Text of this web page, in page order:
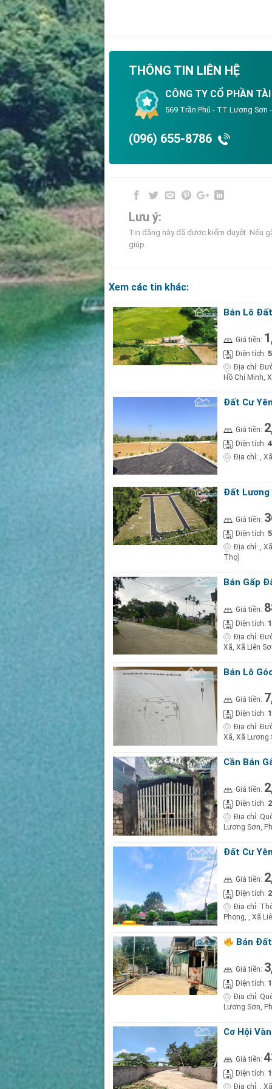
THÔNG TIN LIÊN HỆ
CÔNG TY CỔ PHẦN
569 Trần Phú - TT Lương Sơn
(096) 655-8786
Lưu ý:
Tin đăng này đã được kiểm duyệt. Nếu
giúp.
Xem các tin khác:
Bán Lô
Giá tiền:
Diện tích:
Địa chỉ:
Hồ Chí Minh,
Đất Cư
Giá tiền:
Diện tích:
Địa chỉ: ,
Đất Lương
Giá tiền:
Diện tích:
Địa chỉ: ,
Thọ)
Bán Gấp
Giá tiền:
Diện tích:
Địa chỉ:
Xã, Xã Liên
Bán Lô
Giá tiền:
Diện tích:
Địa chỉ:
Xã, Xã Lương
Cần Bán
Giá tiền:
Diện tích:
Địa chỉ:
Lương Sơn,
Đất Cư
Giá tiền:
Diện tích:
Địa chỉ:
Phong, , Xã
Bán
Giá tiền:
Diện tích:
Địa chỉ:
Lương Sơn,
Cơ Hội
Giá tiền:
Diện tích:
Địa chỉ: ,